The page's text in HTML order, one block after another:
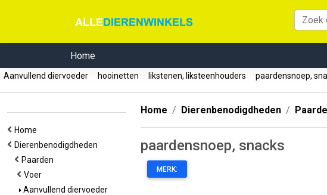
Home
Aanvullend diervoeder hooinetten likstenen, liksteenhouders paardensnoep,
Home
Dierenbenodigdheden
Paarden
Voer
Aanvullend diervoeder
Home Dierenbenodigdheden
paardensnoep, snacks
MERK: